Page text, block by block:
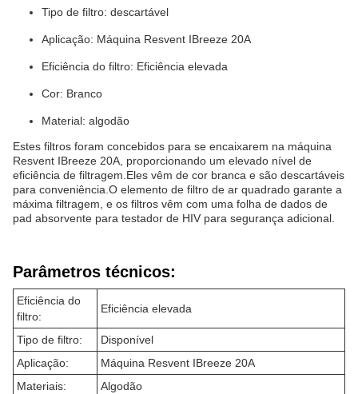
Tipo de filtro: descartável
Aplicação: Máquina Resvent IBreeze 20A
Eficiência do filtro: Eficiência elevada
Cor: Branco
Material: algodão
Estes filtros foram concebidos para se encaixarem na máquina
Resvent IBreeze 20A, proporcionando um elevado nível de
eficiência de filtragem.Eles vêm de cor branca e são descartáveis
para conveniência.O elemento de filtro de ar quadrado garante a
máxima filtragem, e os filtros vêm com uma folha de dados de
pad absorvente para testador de HIV para segurança adicional.
Parâmetros técnicos:
Eficiência do
filtro:
Eficiência elevada
Tipo de filtro:
Disponível
Aplicação:
Máquina Resvent IBreeze 20A
Materiais:
Algodão